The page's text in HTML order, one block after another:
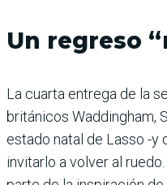
Un regreso
La cuarta entrega de la
británicos Waddingham,
estado natal de Lasso -y
invitarlo a volver al